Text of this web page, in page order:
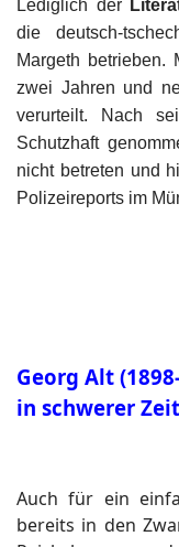
Lediglich der
die deutsch-
Margeth betrieben.
zwei Jahren und
verurteilt. Nach
Schutzhaft
nicht betreten und
Polizeireports im
Georg Alt
in schwerer Zeit
Auch für ein
bereits in den